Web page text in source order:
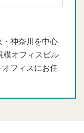
神奈川を中心
模オフィスビル
フィスにお任